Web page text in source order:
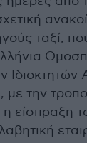
ταξί,
Ιδιοκτητών
με την
είσπραξη